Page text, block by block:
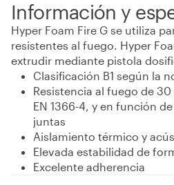
Información y
Hyper Foam Fire G se utiliza
resistentes al fuego. Hyper
extrudir mediante pistola
Clasificación B1 según la
Resistencia al fuego de
EN 1366-4, y en función
juntas
Aislamiento térmico y
Elevada estabilidad de
Excelente adherencia